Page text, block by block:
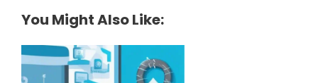
You Might Also Like: